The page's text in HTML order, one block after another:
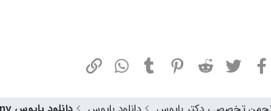
فیسبوکتوییتر ردیت پینترستتامبلر واتسپ